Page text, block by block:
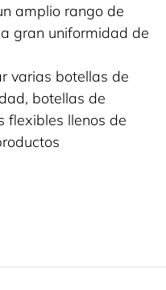
amplio rango de
gran uniformidad de
varias botellas de
botellas de
flexibles llenos de